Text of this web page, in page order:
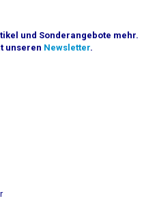
und Sonderangebote mehr.
unseren Newsletter.